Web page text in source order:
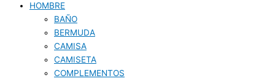
HOMBRE
BAÑO
BERMUDA
CAMISA
CAMISETA
COMPLEMENTOS